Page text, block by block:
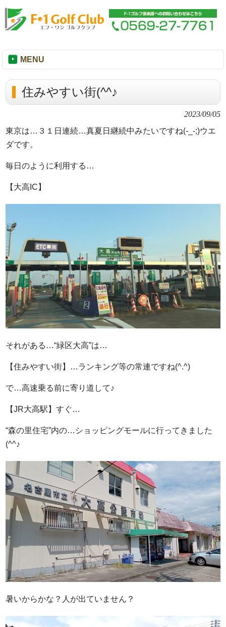
MENU
住みやすい街(^^♪
2023/09/05
東京は…３１日連続…真夏日継続中みたいですね(-_-;)ウエ
ダです。
毎日のように利用する…
【大高IC】
それがある…“緑区大高”は…
【住みやすい街】…ランキング等の常連ですね(^.^)
で…高速乗る前に寄り道して♪
【JR大高駅】すぐ…
“森の里住宅”内の…ショッピングモールに行ってきました
(^^♪
暑いからかな？人が出ていません？